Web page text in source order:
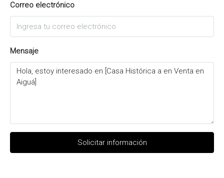
Correo electrónico
Mensaje
Solicitar información